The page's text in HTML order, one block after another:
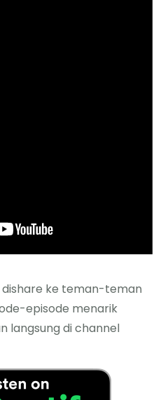
ke teman-teman
episode menarik
langsung di channel